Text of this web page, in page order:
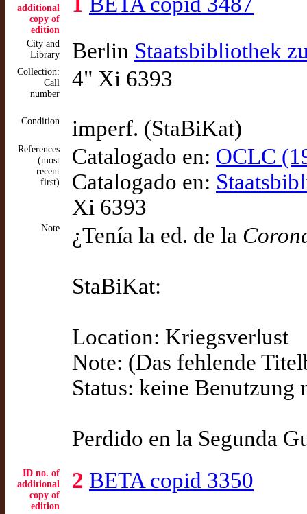
additional
copy of
edition
City and
Library
Berlin Staatsbibliothek
Collection:
Call
number
4" Xi 6393
Condition imperf. (StaBiKat)
References
(most
recent
first)
Catalogado en: OCLC
Catalogado en:
Xi 6393
Note ¿Tenía la ed. de la
StaBiKat:
Location: Kriegsverlust
Note: (Das fehlende
Status: keine Benutzung
Perdido en la Segunda
ID no. of
additional
copy of
edition
2 BETA copid 3350